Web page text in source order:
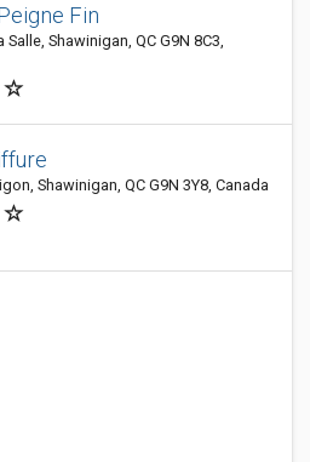
Fin
Salle, Shawinigan, QC G9N 8C3,
Shawinigan, QC G9N 3Y8, Canada